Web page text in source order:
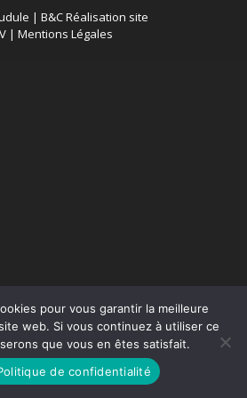
| B&C Réalisation site
| Mentions Légales
pour vous garantir la meilleure
web. Si vous continuez à utiliser ce
que vous en êtes satisfait.
de confidentialité